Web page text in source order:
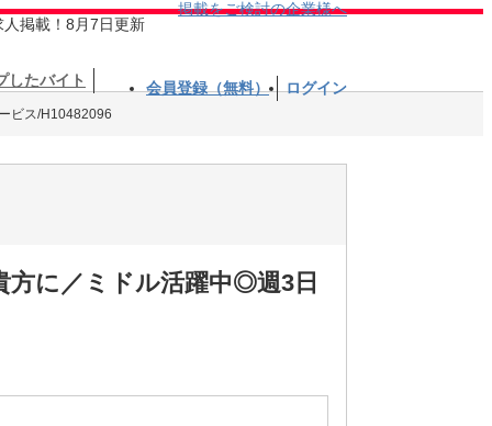
人掲載！8月7日更新
掲載をご検討の企業様へ
したバイト 会員登録（無料） ログイン
ビス/H10482096
方に／ミドル活躍中◎週3日